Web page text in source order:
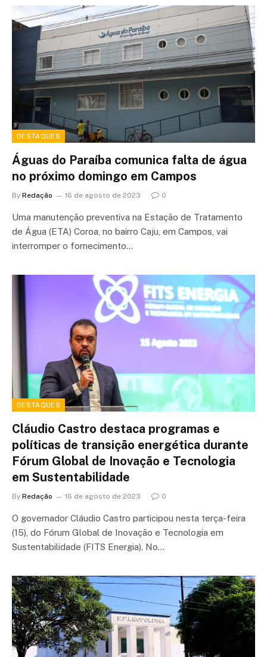
DESTAQUES
Águas do Paraíba comunica falta de água
no próximo domingo em Campos
By Redação 16 de agosto de 2023 0
Uma manutenção preventiva na Estação de Tratamento
de Água (ETA) Coroa, no bairro Caju, em Campos, vai
interromper o fornecimento…
DESTAQUES
Cláudio Castro destaca programas e
políticas de transição energética durante
Fórum Global de Inovação e Tecnologia
em Sustentabilidade
By Redação 16 de agosto de 2023 0
O governador Cláudio Castro participou nesta terça-feira
(15), do Fórum Global de Inovação e Tecnologia em
Sustentabilidade (FITS Energia). No…